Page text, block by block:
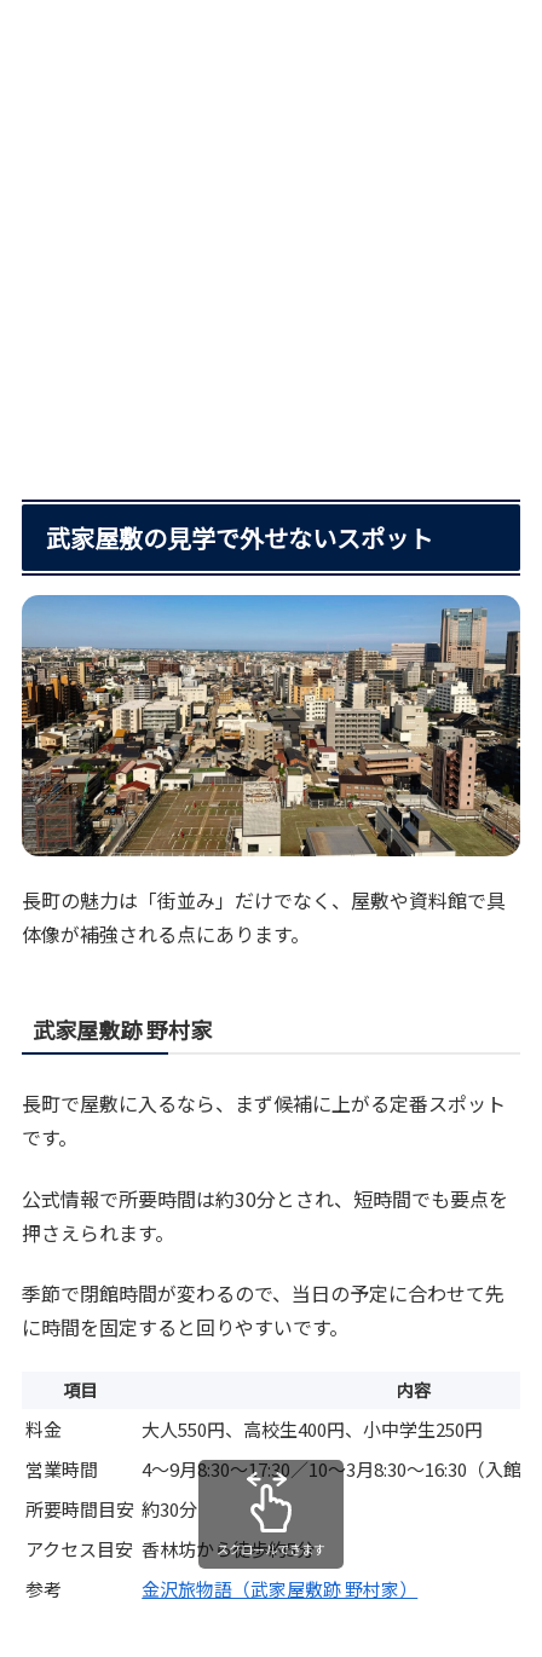
武家屋敷の見学で外せないスポット
長町の魅力は「街並み」だけでなく、屋敷や資料館で具
体像が補強される点にあります。
武家屋敷跡 野村家
長町で屋敷に入るなら、まず候補に上がる定番スポット
です。
公式情報で所要時間は約30分とされ、短時間でも要点を
押さえられます。
季節で閉館時間が変わるので、当日の予定に合わせて先
に時間を固定すると回りやすいです。
項目 内容
料金
大人550円、高校生400円、小中学生250円
営業時間
4〜9月8:30〜17:30／10〜3月8:30〜16:30（入館
所要時間目安 約30分
アクセス目安 香林坊から徒歩約5分
参考
金沢旅物語（武家屋敷跡 野村家）
スクロールできます